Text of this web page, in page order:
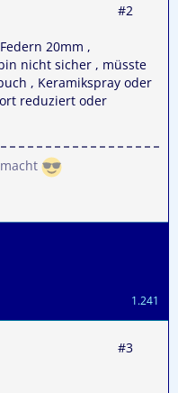
#2
20mm ,
nicht sicher , müsste
, Keramikspray oder
reduziert oder
1.241
#3